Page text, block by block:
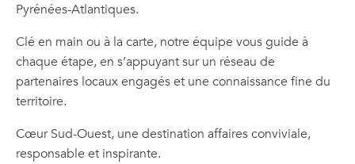
Pyrénées-Atlantiques.
Clé en main ou à la carte, notre équipe vous guide à
chaque étape, en s’appuyant sur un réseau de
partenaires locaux engagés et une connaissance fine du
territoire.
Cœur Sud-Ouest, une destination affaires conviviale,
responsable et inspirante.